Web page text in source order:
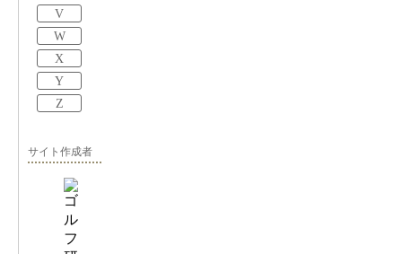
V
W
X
Y
Z
サイト作成者